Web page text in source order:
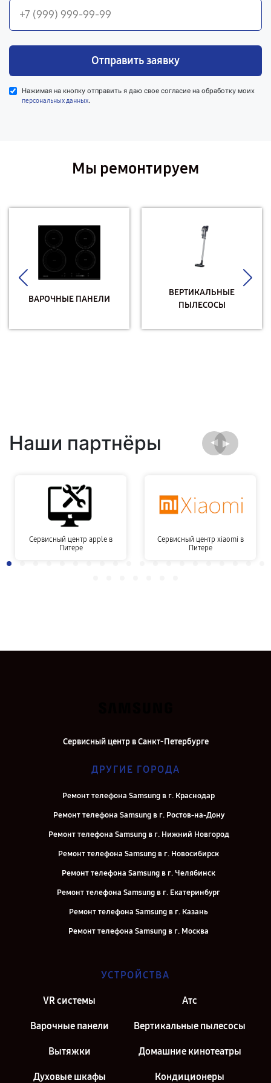
Отправить заявку
Нажимая на кнопку отправить я даю свое согласие на обработку моих
персональных данных.
Мы ремонтируем
ВАРОЧНЫЕ ПАНЕЛИ
ВЕРТИКАЛЬНЫЕ
ПЫЛЕСОСЫ
Наши партнёры
Сервисный центр apple в
Питере
Сервисный центр xiaomi в
Питере
Сервисный центр в Санкт-Петербурге
ДРУГИЕ ГОРОДА
Ремонт телефона Samsung в г. Краснодар
Ремонт телефона Samsung в г. Ростов-на-Дону
Ремонт телефона Samsung в г. Нижний Новгород
Ремонт телефона Samsung в г. Новосибирск
Ремонт телефона Samsung в г. Челябинск
Ремонт телефона Samsung в г. Екатеринбург
Ремонт телефона Samsung в г. Казань
Ремонт телефона Samsung в г. Москва
УСТРОЙСТВА
VR системы Атс
Варочные панели Вертикальные пылесосы
Вытяжки Домашние кинотеатры
Духовые шкафы Кондиционеры